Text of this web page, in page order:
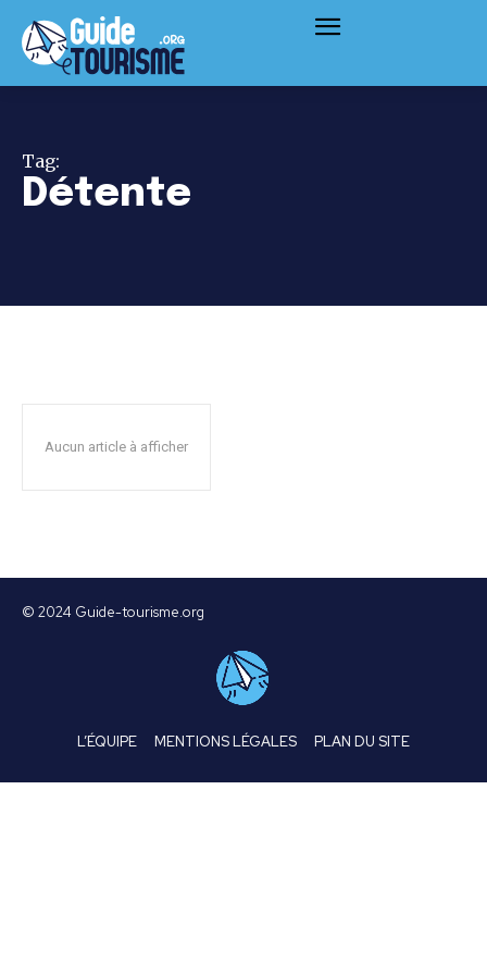
Tag:
Détente
Aucun article à afficher
© 2024 Guide-tourisme.org
L’ÉQUIPE MENTIONS LÉGALES PLAN DU SITE